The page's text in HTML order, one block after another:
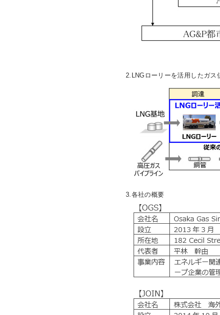
2.LNGローリーを活用したガス
3.各社の概要